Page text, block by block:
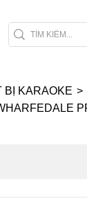
BỊ KARAOKE >